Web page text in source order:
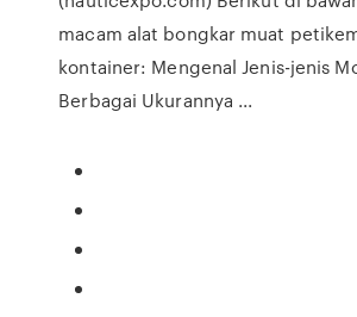
macam alat bongkar muat
kontainer: Mengenal Jenis-jenis
Berbagai Ukurannya ...